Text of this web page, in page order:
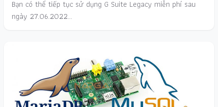
Bạn có thể tiếp tục sử dụng G Suite Legacy miễn phí sau
ngày 27.06.2022…